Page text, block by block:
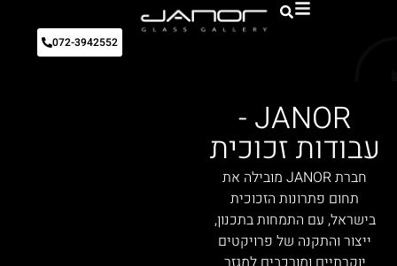
072-3942552
JANOR -
עבודות זכוכית
חברת JANOR מובילה את
תחום פתרונות הזכוכית
בישראל, עם התמחות בתכנון,
ייצור והתקנה של פרויקטים